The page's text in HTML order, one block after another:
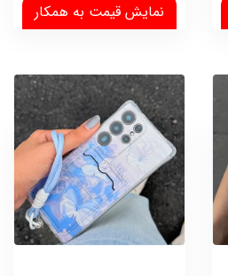
نمایش قیمت به همکار